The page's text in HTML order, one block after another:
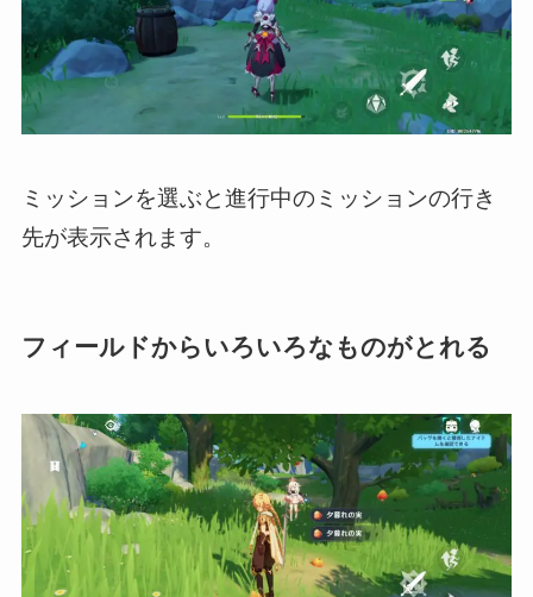
ミッションを選ぶと進行中のミッションの行き
先が表示されます。
フィールドからいろいろなものがとれる